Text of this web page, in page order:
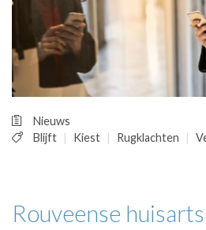
TARIEVEN
VPHUISARTSEN
MEDISCHE
REGISTRATIE
Nieuws
Blijft
Kiest Rugklachten
Rouveense